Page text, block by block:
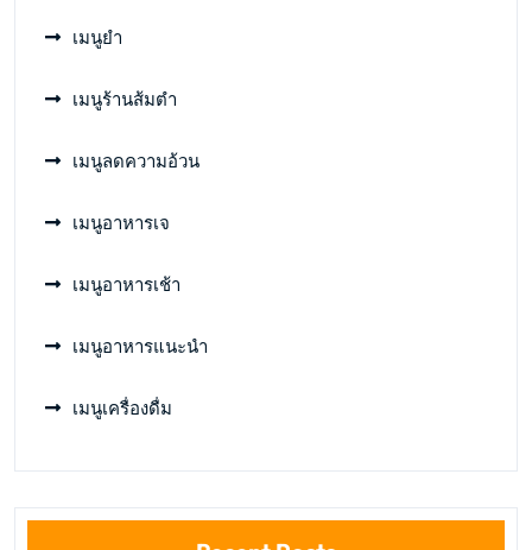
เมนูยำ
เมนูร้านส้มตำ
เมนูลดความอ้วน
เมนูอาหารเจ
เมนูอาหารเช้า
เมนูอาหารแนะนำ
เมนูเครื่องดื่ม